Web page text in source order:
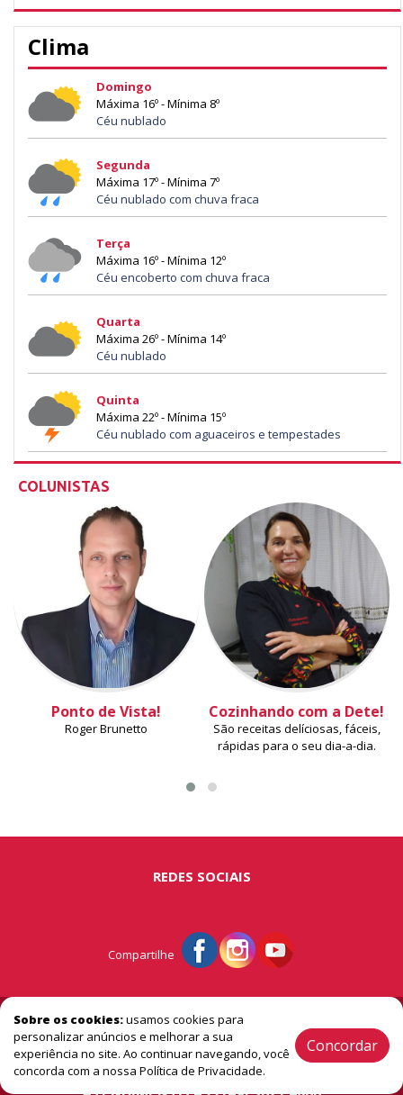
Clima
Domingo
Máxima 16º - Mínima 8º
Céu nublado
Segunda
Máxima 17º - Mínima 7º
Céu nublado com chuva fraca
Terça
Máxima 16º - Mínima 12º
Céu encoberto com chuva fraca
Quarta
Máxima 26º - Mínima 14º
Céu nublado
Quinta
Máxima 22º - Mínima 15º
Céu nublado com aguaceiros e tempestades
COLUNISTAS
Ponto de Vista!
Roger Brunetto
Cozinhando com a Dete!
São receitas delíciosas, fáceis,
rápidas para o seu dia-a-dia.
Sobre os cookies:usamos cookies para
personalizar anúncios e melhorar a sua
experiência no site. Ao continuar navegando, você
concorda com a nossa Política de Privacidade.
Concordar
REDES SOCIAIS
Compartilhe
© Portal São Miguel - A vitrine do extremo oeste
2005 / 2026 ® Todos os Direitos Reservado